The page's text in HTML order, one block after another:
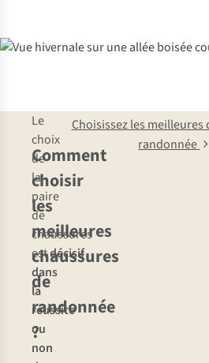
Comment
choisir
les
meilleures
chaussures
de
randonnée
?
Le
choix
de
la
paire
de
chaussures
estdécisif
dans
la
réussite
ou
non
Choisissez les meilleures
randonnée